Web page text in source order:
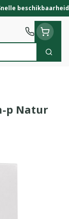
beschikbaarheid
Zoek
p Natur